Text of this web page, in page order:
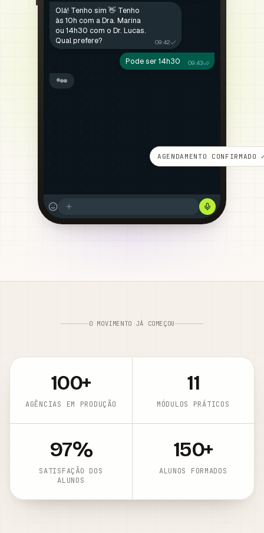
AGENDAMENTO CONFIRMADO
Olá! Tenho sim 👋 Tenho
às 10h com a Dra. Marina
ou 14h30 com o Dr. Lucas.
Qual prefere?
09:42
Pode ser 14h30 09:43
Perfeito! Confirmando: dia
15/04 às 14h30 com Dr.
O MOVIMENTO JÁ COMEÇOU
100+
AGÊNCIAS EM PRODUÇÃO
11
MÓDULOS PRÁTICOS
97%
SATISFAÇÃO DOS
ALUNOS
150+
ALUNOS FORMADOS